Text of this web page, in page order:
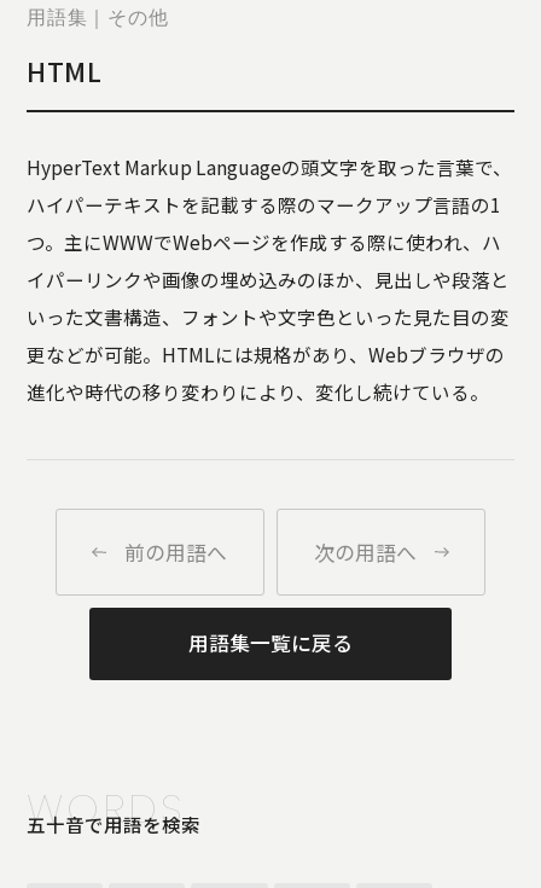
JOURNAL
CONTACT
US
PRIVACY
POLICY
SECURITY
POLICY
特定商取引
に基づく表
記
用語集｜その他
HTML
HyperText Markup Languageの頭文字を取った言葉で、
ハイパーテキストを記載する際のマークアップ言語の1
つ。主にWWWでWebページを作成する際に使われ、ハ
イパーリンクや画像の埋め込みのほか、見出しや段落と
いった文書構造、フォントや文字色といった見た目の変
更などが可能。HTMLには規格があり、Webブラウザの
進化や時代の移り変わりにより、変化し続けている。
前の用語へ 次の用語へ
用語集一覧に戻る
WORDS
五十音で用語を検索